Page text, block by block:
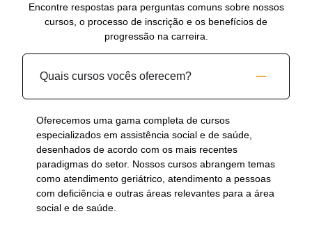
Encontre respostas para perguntas comuns sobre nossos
cursos, o processo de inscrição e os benefícios de
progressão na carreira.
Quais cursos vocês oferecem?
Oferecemos uma gama completa de cursos
especializados em assistência social e de saúde,
desenhados de acordo com os mais recentes
paradigmas do setor. Nossos cursos abrangem temas
como atendimento geriátrico, atendimento a pessoas
com deficiência e outras áreas relevantes para a área
social e de saúde.